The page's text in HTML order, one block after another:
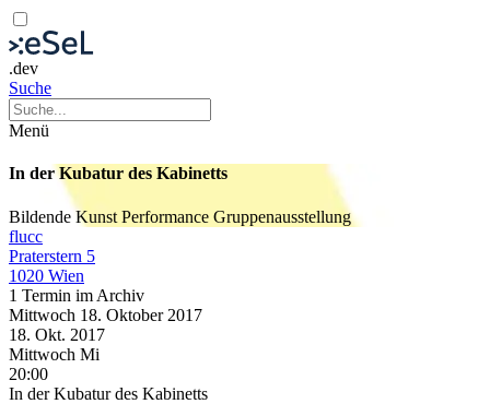
.dev
Suche
Menü
In der Kubatur des Kabinetts
Bildende Kunst Performance Gruppenausstellung
flucc
Praterstern 5
1020 Wien
1 Termin im Archiv
Mittwoch 18. Oktober 2017
18. Okt. 2017
Mittwoch Mi
20:00
In der Kubatur des Kabinetts